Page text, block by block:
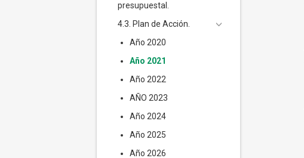
presupuestal.
4.3. Plan de Acción.
Año 2020
Año 2021
Año 2022
AÑO 2023
Año 2024
Año 2025
Año 2026